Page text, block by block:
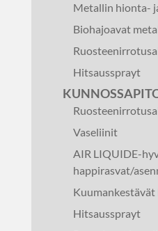
Metallin hionta-
Biohajoavat
Hitsaussprayt
Vaseliinit
AIR LIQUIDE-
happirasvat/
Hitsaussprayt